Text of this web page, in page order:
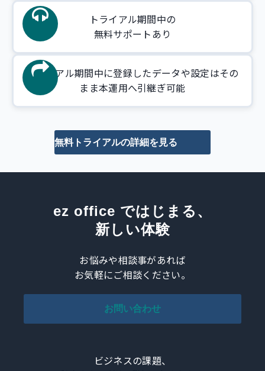
トライアル期間中の
無料サポートあり
トライアル期間中に登録したデータや設定はその
まま本運用へ引継ぎ可能
無料トライアルの詳細を見る
ez office ではじまる、
新しい体験
お悩みや相談事があれば
お気軽にご相談ください。
お問い合わせ
ビジネスの課題、